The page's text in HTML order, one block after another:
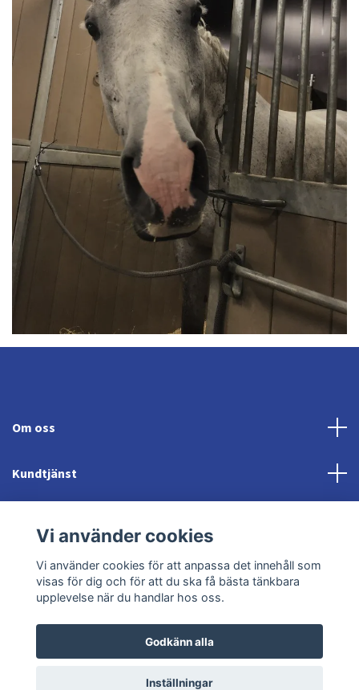
Om oss
Kundtjänst
Sociala medier
© 2026 Jonröds EquishopPowered by Quickbutik
Vi använder cookies
Vi använder cookies för att anpassa det innehåll som
visas för dig och för att du ska få bästa tänkbara
upplevelse när du handlar hos oss.
Godkänn alla
Inställningar